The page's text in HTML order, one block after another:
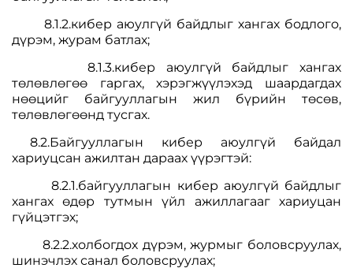
8.1.2.кибер аюулгүй байдлыг хангах бодлого,
дүрэм, журам батлах;
8.1.3.кибер аюулгүй байдлыг хангах
төлөвлөгөө гаргах, хэрэгжүүлэхэд шаардагдах
нөөцийг байгууллагын жил бүрийн төсөв,
төлөвлөгөөнд тусгах.
8.2.Байгууллагын кибер аюулгүй байдал
хариуцсан ажилтан дараах үүрэгтэй:
8.2.1.байгууллагын кибер аюулгүй байдлыг
хангах өдөр тутмын үйл ажиллагааг хариуцан
гүйцэтгэх;
8.2.2.холбогдох дүрэм, журмыг боловсруулах,
шинэчлэх санал боловсруулах;